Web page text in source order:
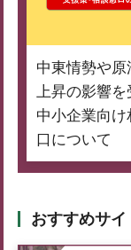
中東情勢や原
上昇の影響を
中小企業向け
口について
おすすめサイ